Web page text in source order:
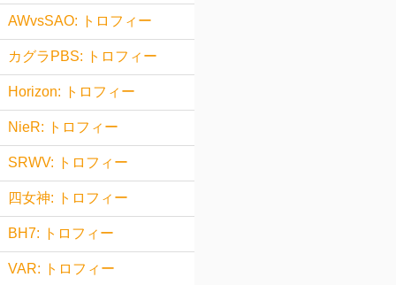
AWvsSAO: トロフィー
カグラPBS: トロフィー
Horizon: トロフィー
NieR: トロフィー
SRWV: トロフィー
四女神: トロフィー
BH7: トロフィー
VAR: トロフィー